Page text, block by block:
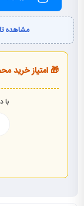
مشاهده
🎁 امتیاز خرید
با